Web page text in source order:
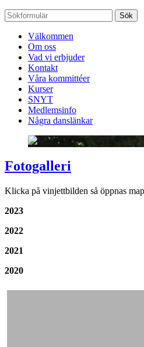
Sök
Välkommen
Om oss
Vad vi erbjuder
Kontakt
Våra kommittéer
Kurser
SNYT
Medlemsinfo
Några danslänkar
Fotogalleri
Klicka på vinjettbilden så öppnas
2023
2022
2021
2020